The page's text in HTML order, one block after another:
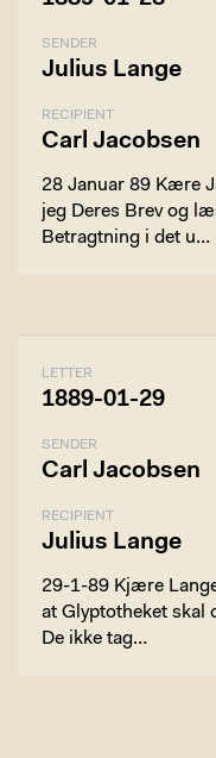
SENDER
Julius Lange
RECIPIENT
Carl Jacobsen
28 Januar 89 Kære
jeg Deres Brev og
Betragtning i det u…
LETTER
1889-01-29
SENDER
Carl Jacobsen
RECIPIENT
Julius Lange
29-1-89 Kjære
at Glyptotheket skal
De ikke tag…